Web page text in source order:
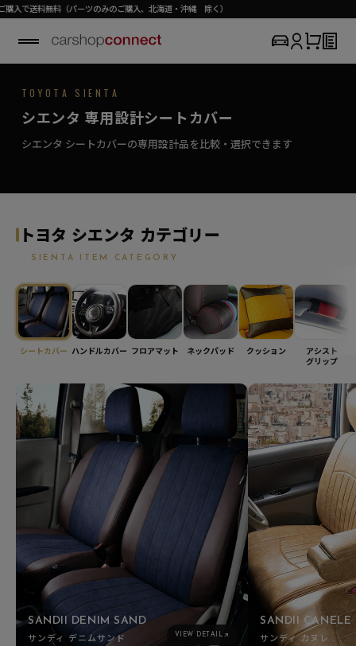
のご購入、北海道・沖縄 除く）
TOYOTA / SIENTA
SEAT COVER COLLECTION
SIENTA
専用シートカバー
ちょうどいいに、こだわりのシートカバー。
初めての方はこちら›
TOYOTA SIENTA
シエンタ 専用設計シートカバー
シエンタ シートカバーの専用設計品を比較・選択できます
トヨタ シエンタ カテゴリー
SIENTA ITEM CATEGORY
シートカバー ハンドルカバー フロアマット ネックパッド クッション
アシスト
グリップ
SANDII DENIM SAND
サンディ デニムサンド VIEW DETAIL
SANDII CANELE
サンディ カヌレ